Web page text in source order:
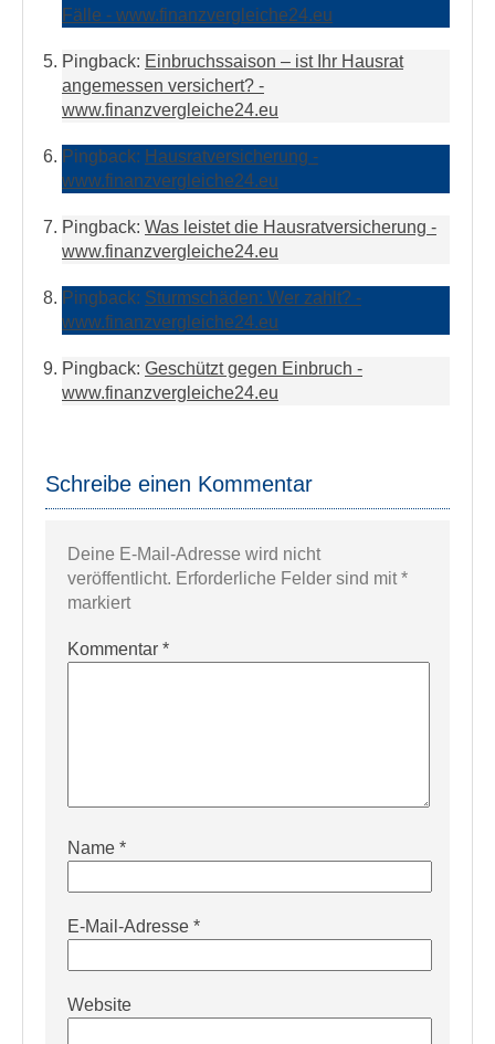
Fälle - www.finanzvergleiche24.eu
Pingback: Einbruchssaison – ist Ihr Hausrat
angemessen versichert? -
www.finanzvergleiche24.eu
Pingback: Hausratversicherung -
www.finanzvergleiche24.eu
Pingback: Was leistet die Hausratversicherung -
www.finanzvergleiche24.eu
Pingback: Sturmschäden: Wer zahlt? -
www.finanzvergleiche24.eu
Pingback: Geschützt gegen Einbruch -
www.finanzvergleiche24.eu
Schreibe einen Kommentar
Deine E-Mail-Adresse wird nicht
veröffentlicht. Erforderliche Felder sind mit*
markiert
Kommentar *
Name *
E-Mail-Adresse *
Website